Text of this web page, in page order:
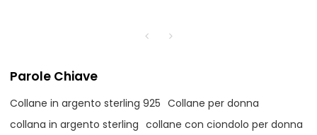
Parole Chiave
Collane in argento sterling 925 Collane per donna
collana in argento sterling collane con ciondolo per donna